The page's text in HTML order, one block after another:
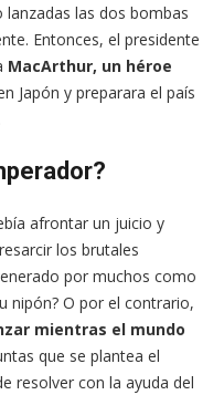
las dos bombas
Entonces, el presidente
MacArthur, un héroe
Japón y preparara el país
afrontar un juicio y
los brutales
por muchos como
nipón? O por el contrario,
mientras el mundo
que se plantea el
resolver con la ayuda del